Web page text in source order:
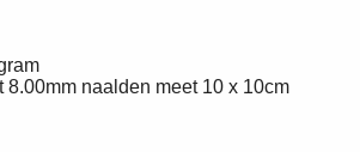
naalden meet 10 x 10cm